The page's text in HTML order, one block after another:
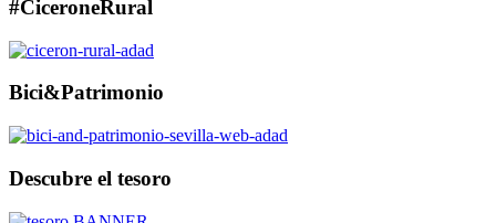
#CiceroneRural
Bici&Patrimonio
Descubre el tesoro